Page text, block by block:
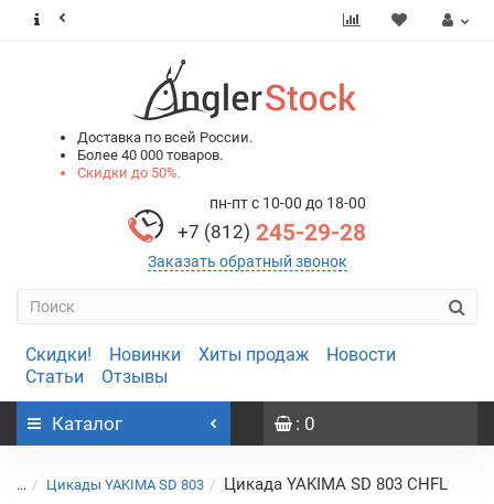
Доставка по всей России.
Более 40 000 товаров.
Скидки до 50%.
пн-пт с 10-00 до 18-00
+7 (812) 245-29-28
Заказать обратный звонок
Скидки! Новинки Хиты продаж
Новости
Статьи
Отзывы
Каталог : 0
... Цикады YAKIMA SD 803 Цикада YAKIMA SD 803 CHFL